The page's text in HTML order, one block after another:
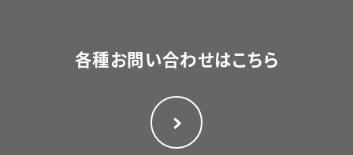
各種お問い合わせはこちら